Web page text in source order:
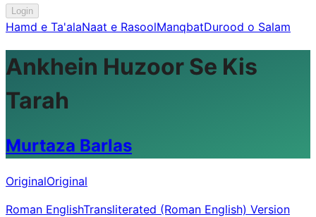
Login
Hamd e Ta'alaNaat e RasoolManqbatDurood o Salam
Ankhein Huzoor Se Kis
Tarah
Murtaza Barlas
OriginalOriginal
Roman EnglishTransliterated (Roman English) Version